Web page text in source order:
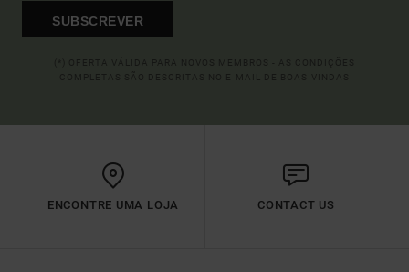
SUBSCREVER
ENCONTRE UMA LOJA CONTACT US